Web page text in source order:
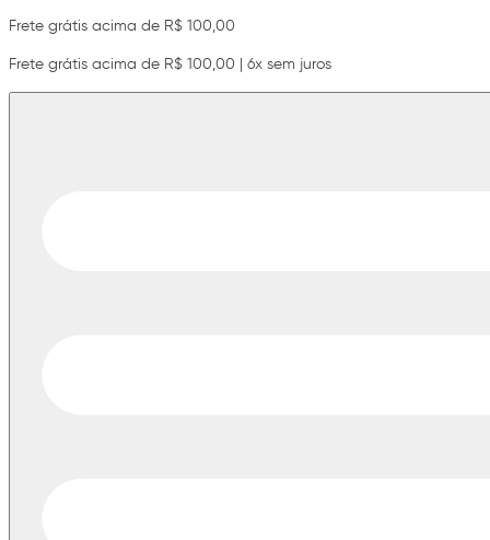
Frete grátis acima de R$ 100,00
Frete grátis acima de R$ 100,00 | 6x sem juros